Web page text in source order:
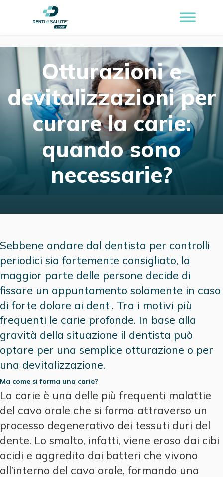
Otturazioni e
devitalizzazioni per
curare la carie:
quando sono
necessarie?
Sebbene andare dal dentista per controlli
periodici sia fortemente consigliato, la
maggior parte delle persone decide di
fissare un appuntamento solamente in caso
di forte dolore ai denti. Tra i motivi più
frequenti le carie profonde. In base alla
gravità della situazione il dentista può
optare per una semplice otturazione o per
una devitalizzazione.
Ma come si forma una carie?
La carie è una delle più frequenti malattie
del cavo orale che si forma attraverso un
processo degenerativo dei tessuti duri del
dente. Lo smalto, infatti, viene eroso dai cibi
acidi e aggredito dai batteri che vivono
all’interno del cavo orale, formando una